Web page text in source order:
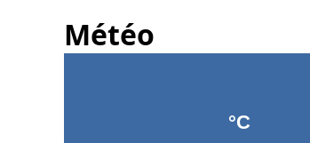
Météo